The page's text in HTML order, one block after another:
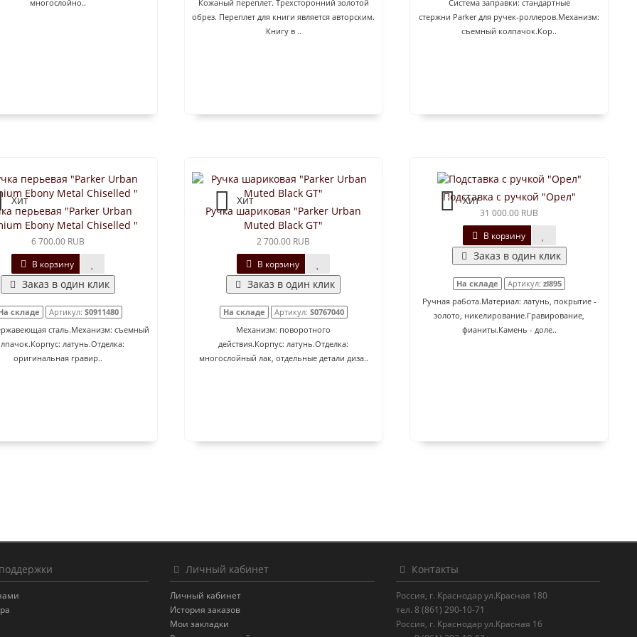
многослойно..
Кожаный переплет. Трехсторонний золотой
обрез. Переплет для книги является авторским.
Книгу в ..
Система заправки: стандартные
стержни Parker для ручек-роллеров.Механизм:
съемный колпачок.Кор..
Хит
перьевая "Parker Urban
Ebony Metal Chiselled "
6 700.00 RUB
В корзину
Заказ в один клик
складе Артикул: S0911480
сталь.Механизм: съемный
латунь.Отделка:
оригинальная гравир..
Хит
Ручка шариковая "Parker Urban
Muted Black GT"
2 700.00 RUB
В корзину
Заказ в один клик
На складе Артикул: S0767040
Механизм: поворотного
действия.Корпус: латунь.Отделка:
многослойный лак, отдельные детали диза..
Хит
Подставка с ручкой "Орел"
31 000.00 RUB
В корзину
Заказ в один клик
На складе Артикул:zl895
Ручная работа.Материал: латунь, покрытие -
золото, никелирование.Гравирование,
фианиты.Камень - доле..
Личный кабинет
Личный кабинет
История заказов
Мои закладки
Контакты
Россия, г. Краснодар ул.Красная 180
тел. 8 (861) 290-10-71
Россия, г. Краснодар ул.Красная 16